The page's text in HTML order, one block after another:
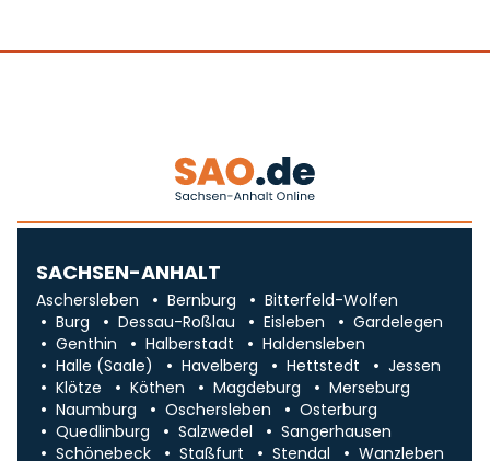
SACHSEN-ANHALT
Aschersleben Bernburg
Bitterfeld-Wolfen
Burg
Dessau-Roßlau Eisleben
Gardelegen
Genthin
Halberstadt
Haldensleben
Halle (Saale)
Havelberg Hettstedt
Jessen
Klötze
Köthen Magdeburg
Merseburg
Naumburg
Oschersleben
Osterburg
Quedlinburg
Salzwedel
Sangerhausen
Schönebeck
Staßfurt Stendal Wanzleben